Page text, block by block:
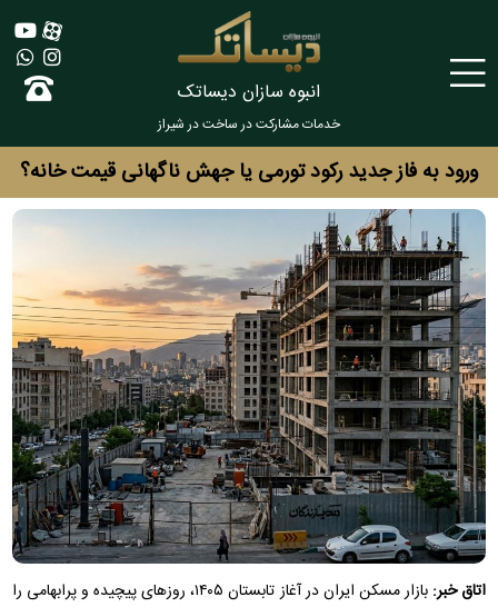
انبوه سازان دیساتک
خدمات مشارکت در ساخت در شیراز
ورود به فاز جدید رکود تورمی یا جهش ناگهانی قیمت خانه؟
اتاق خبر:
بازار مسکن ایران در آغاز تابستان ۱۴۰۵، روزهای پیچیده و پرابهامی را